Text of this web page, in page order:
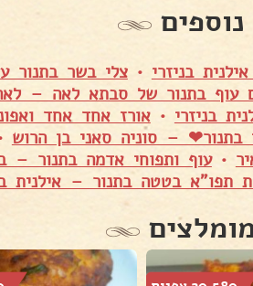
בניזרי •צלי בשר בתנור
עוף בתנור של סבתא לאה –
בניזרי •אורז אחד אחד
בתנור❤ – סוניה סאני בן הרוש
•עוף ותפוחי אדמה בתנור –
תפו"א בטטה בתנור – אילנית